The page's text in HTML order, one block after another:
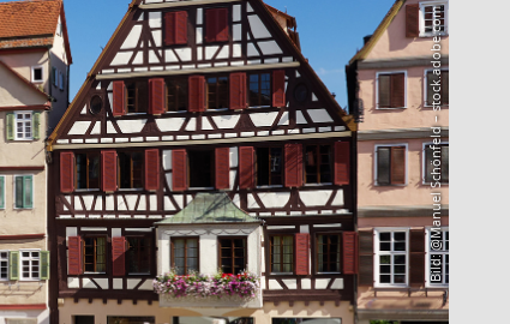
Bild: @Manuel Schönfeld – stock.adobe.com